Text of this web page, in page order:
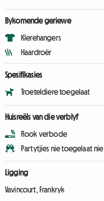
Bykomende geriewe
Klerehangers
Haardroër
Spesifikasies
Troeteldiere toegelaat
Huisreëls van die verblyf
Rook verbode
Partytjies nie toegelaat nie
Ligging
Vavincourt, Frankryk